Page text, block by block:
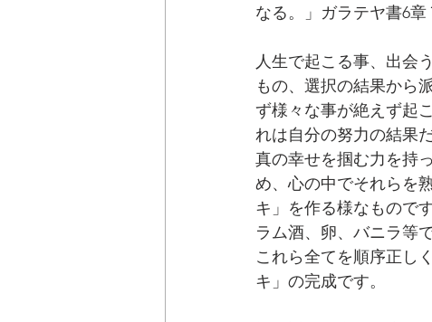
なる。」ガラテヤ書6章
人生で起こる事、出会
もの、選択の結果から
ず様々な事が絶えず起
れは自分の努力の結果
真の幸せを掴む力を持
め、心の中でそれらを
キ」を作る様なもので
ラム酒、卵、バニラ等
これら全てを順序正し
キ」の完成です。